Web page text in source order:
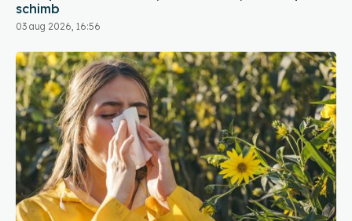
Alergia la ambrozie: 4 lucruri esențiale despre
simptome, prevenție și tratament, explicate de dr.
Tudor Ciuhodaru